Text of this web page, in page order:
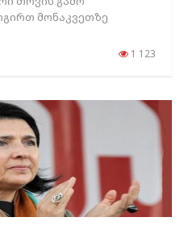
მონაკვეთზე
1 123